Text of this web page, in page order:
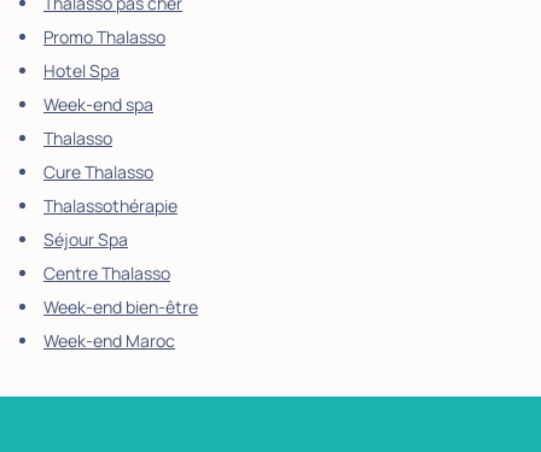
Promo Thalasso
Hotel Spa
Week-end spa
Thalasso
Cure Thalasso
Thalassothérapie
Séjour Spa
Centre Thalasso
Week-end bien-être
Week-end Maroc